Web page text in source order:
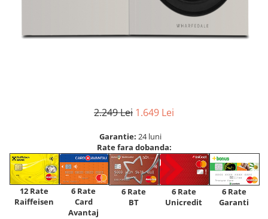
2.249 Lei 1.649 Lei
Garantie: 24 luni
Rate fara dobanda:
12 Rate
Raiffeisen
6 Rate
Card
Avantaj
6 Rate
BT
6 Rate
Unicredit
6 Rate
Garanti